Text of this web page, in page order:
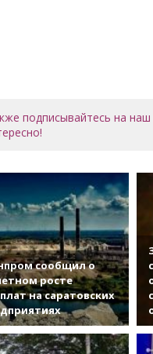
подписывайтесь на
сообщил о
росте
на саратовских